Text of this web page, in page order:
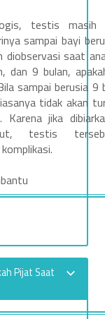
testis masih
sampai bayi
diobservasi saat
dan 9 bulan,
sampai berusia
tidak akan
Karena jika
testis
Pijat Saat